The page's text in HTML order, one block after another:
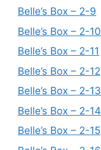
Belle’s Box – 2-9
Belle’s Box – 2-10
Belle’s Box – 2-11
Belle’s Box – 2-12
Belle’s Box – 2-13
Belle’s Box – 2-14
Belle’s Box – 2-15